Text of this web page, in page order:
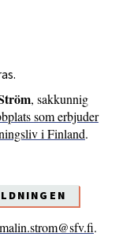
, sakkunnig
som erbjuder
i Finland.
malin.strom@sfv.fi.